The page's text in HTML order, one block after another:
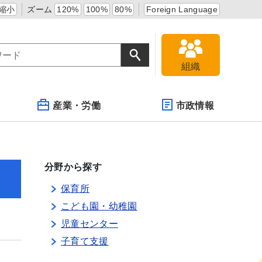
小 ズーム 120% 100% 80% Foreign Language
組織
産業・労働 市政情報
分野から探す
保育所
こども園・幼稚園
児童センター
子育て支援